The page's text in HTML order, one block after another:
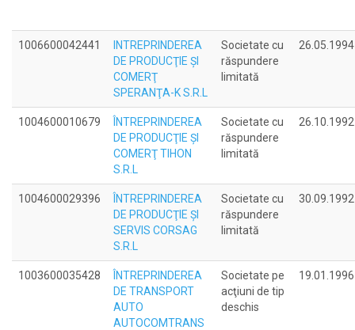
1006600042441
INTREPRINDEREA
DE PRODUCŢIE ŞI
COMERŢ
SPERANŢA-K S.R.L
Societate cu
răspundere
limitată
26.05.1994
1004600010679
ÎNTREPRINDEREA
DE PRODUCŢIE ŞI
COMERŢ TIHON
S.R.L
Societate cu
răspundere
limitată
26.10.1992
1004600029396
ÎNTREPRINDEREA
DE PRODUCŢIE ŞI
SERVIS CORSAG
S.R.L
Societate cu
răspundere
limitată
30.09.1992
1003600035428
ÎNTREPRINDEREA
DE TRANSPORT
AUTO
AUTOCOMTRANS
Societate pe
acţiuni de tip
deschis
19.01.1996